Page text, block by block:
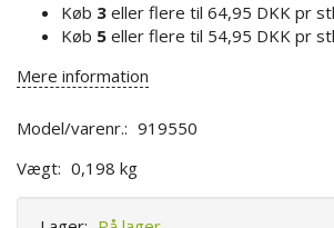
Køb 3 eller flere til 64,95 DKK pr
Køb 5 eller flere til 54,95 DKK pr
Mere information
Model/varenr.: 919550
Vægt: 0,198 kg